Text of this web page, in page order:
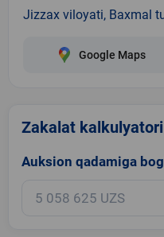
Jizzax viloyati, Baxmal
Google Maps
Zakalat kalkulyatori
Auksion qadamiga